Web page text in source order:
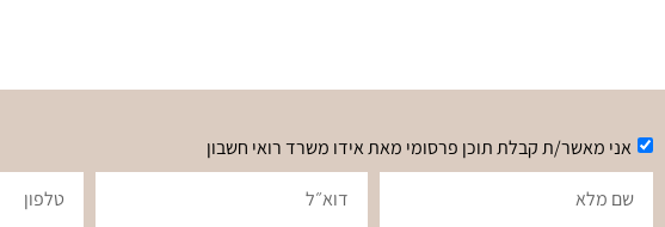
אני מאשר/ת קבלת תוכן פרסומי מאת אידו משרד רואי חשבון